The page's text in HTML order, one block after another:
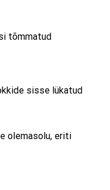
tõmmatud
sisse lükatud
olemasolu, eriti